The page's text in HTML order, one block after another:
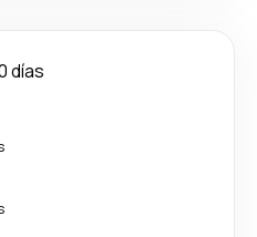
días